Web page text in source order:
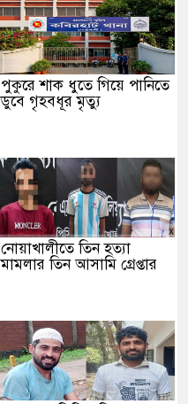
পুকুরে শাক ধুতে গিয়ে পানিতে
ডুবে গৃহবধূর মৃত্যু
নোয়াখালীতে তিন হত্যা
মামলার তিন আসামি গ্রেপ্তার